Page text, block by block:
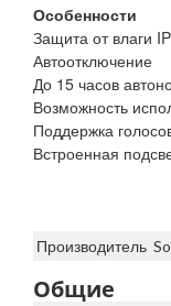
Особенности
Защита от влаги
Автоотключение
До 15 часов
Возможность
Поддержка
Встроенная
Производитель
Общие